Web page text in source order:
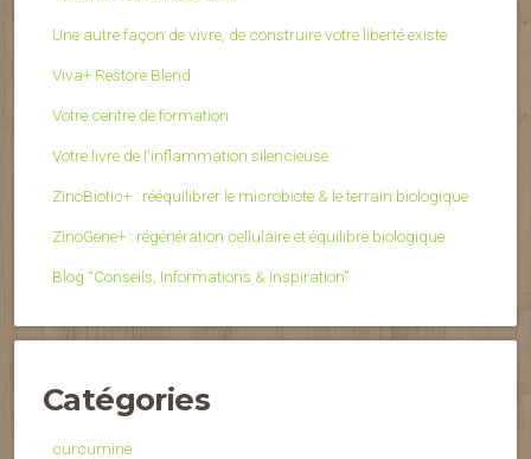
Une autre façon de vivre, de construire votre liberté existe
Viva+ Restore Blend
Votre centre de formation
Votre livre de l’inflammation silencieuse
ZinoBiotic+ : rééquilibrer le microbiote & le terrain biologique
ZinoGene+ : régénération cellulaire et équilibre biologique
Blog “Conseils, Informations & Inspiration”
Catégories
curcumine